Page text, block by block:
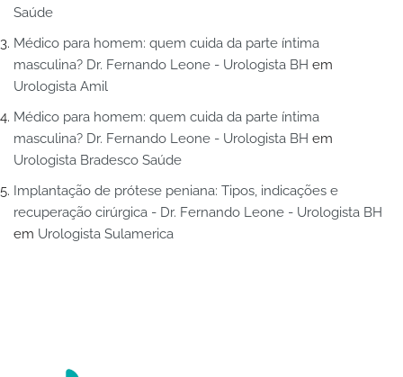
Saúde
Médico para homem: quem cuida da parte íntima
masculina? Dr. Fernando Leone - Urologista BH em
Urologista Amil
Médico para homem: quem cuida da parte íntima
masculina? Dr. Fernando Leone - Urologista BH em
Urologista Bradesco Saúde
Implantação de prótese peniana: Tipos, indicações e
recuperação cirúrgica - Dr. Fernando Leone - Urologista BH
em Urologista Sulamerica